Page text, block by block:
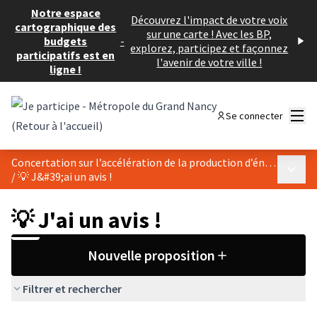
Notre espace
cartographique des
budgets
participatifs est en
ligne !
-
Découvrez l'impact de votre voix
sur une carte ! Avec les BP,
explorez, participez et façonnez
l'avenir de votre ville !
Se connecter
Concertation sur l’accélération de la production d’énergies renouvelables de Pulnoy
/💡 J&#39;ai un avis !
💡 J'ai un avis !
Nouvelle proposition
Filtrer et rechercher